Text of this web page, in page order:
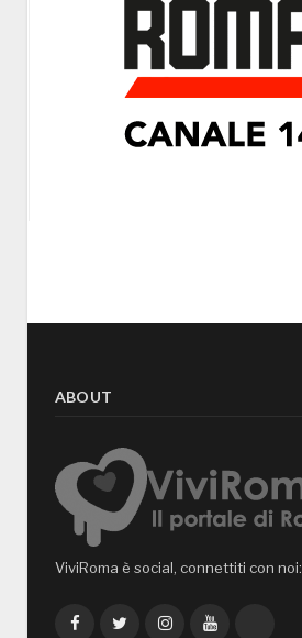
ABOUT
ViviRoma è social, connettiti con noi:
FacebookTwitterInstagramYouTube